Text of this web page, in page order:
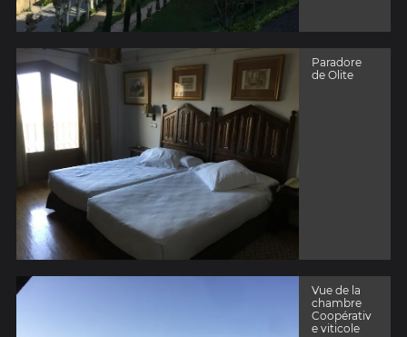
Paradore
de Olite
Vue de la
chambre
Coopérativ
e viticole